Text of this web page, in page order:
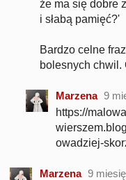
że ma się dobre
i słabą pamięć?'
Bardzo celne
bolesnych chwil.
Marzena 9
https://
owadziej-
Marzena 9